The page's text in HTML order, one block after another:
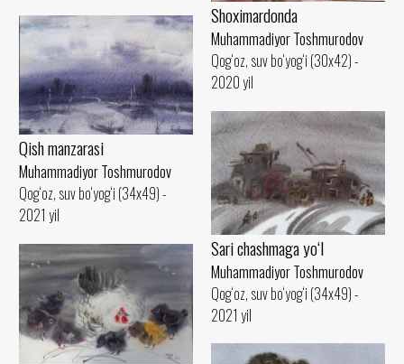
Shoximardonda
Muhammadiyor Toshmurodov
Qog‘oz, suv bo‘yog‘i (30x42) -
2020 yil
Qish manzarasi
Muhammadiyor Toshmurodov
Qog‘oz, suv bo‘yog‘i (34x49) -
2021 yil
Sari chashmaga yo‘l
Muhammadiyor Toshmurodov
Qog‘oz, suv bo‘yog‘i (34x49) -
2021 yil